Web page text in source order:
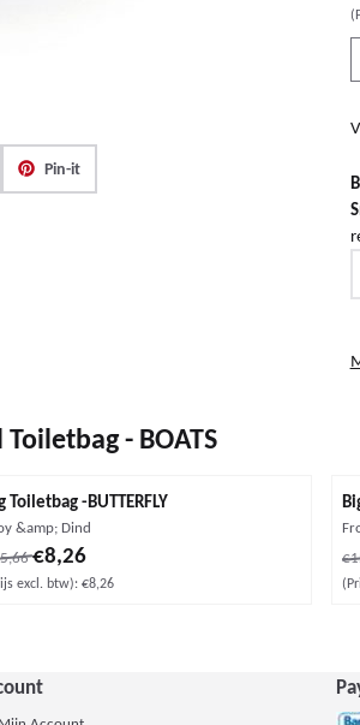
Pin-it
- BOATS
Toiletbag -BUTTERFLY
&amp; Dind
15,66 voor 8,26, exclusief btw: 8,26
€8,26
excl. btw): €8,26